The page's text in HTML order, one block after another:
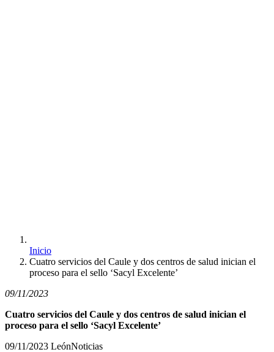
Inicio
Cuatro servicios del Caule y dos centros de salud inician el
proceso para el sello ‘Sacyl Excelente’
09/11/2023
Cuatro servicios del Caule y dos centros de salud inician el
proceso para el sello ‘Sacyl Excelente’
09/11/2023 LeónNoticias